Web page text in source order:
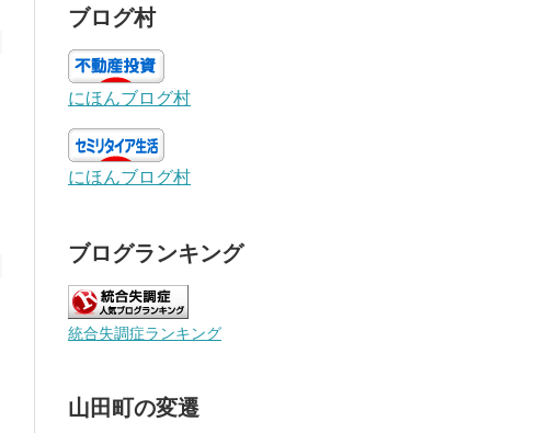
ブログ村
にほんブログ村
にほんブログ村
ブログランキング
統合失調症ランキング
山田町の変遷